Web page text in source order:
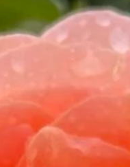
produit des fruits de
jaune dorée
est jaune, juteuse
une hauteur de 3 à 4
ce qui le rend adapté
au printemps,
et attirant les